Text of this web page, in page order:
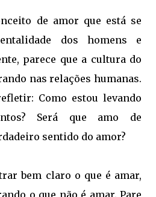
de amor que está se
dos homens e
parece que a cultura do
nas relações humanas.
Como estou levando
Será que amo de
sentido do amor?
bem claro o que é amar,
o que não é amar. Pare